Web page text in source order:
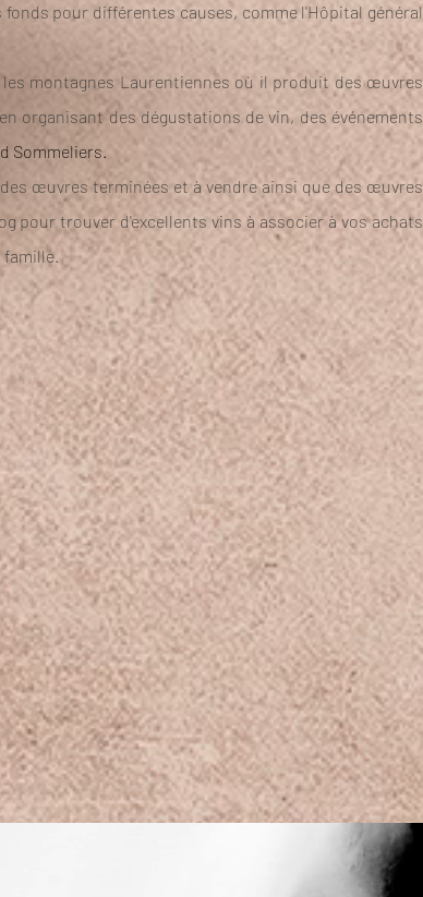
pour différentes causes, comme l'Hôpital général
montagnes Laurentiennes où il produit des œuvres
organisant des dégustations de vin, des événements
Sommeliers.
œuvres terminées et à vendre ainsi que des œuvres
pour trouver d'excellents vins à associer à vos achats
famille.